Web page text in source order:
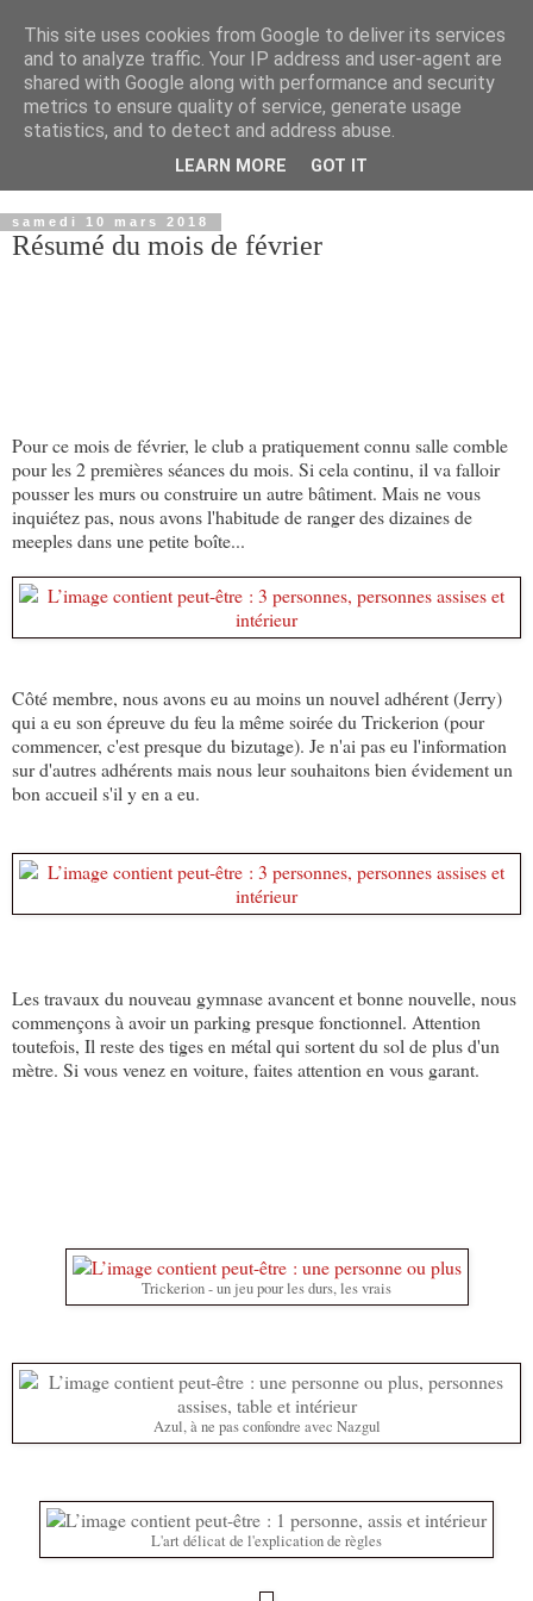
samedi 10 mars 2018
Résumé du mois de février
Pour ce mois de février, le club a pratiquement connu salle comble
pour les 2 premières séances du mois. Si cela continu, il va falloir
pousser les murs ou construire un autre bâtiment. Mais ne vous
inquiétez pas, nous avons l'habitude de ranger des dizaines de
meeples dans une petite boîte...
Côté membre, nous avons eu au moins un nouvel adhérent (Jerry)
qui a eu son épreuve du feu la même soirée du Trickerion (pour
commencer, c'est presque du bizutage). Je n'ai pas eu l'information
sur d'autres adhérents mais nous leur souhaitons bien évidement un
bon accueil s'il y en a eu.
Les travaux du nouveau gymnase avancent et bonne nouvelle, nous
commençons à avoir un parking presque fonctionnel. Attention
toutefois, Il reste des tiges en métal qui sortent du sol de plus d'un
mètre. Si vous venez en voiture, faites attention en vous garant.
Trickerion - un jeu pour les durs, les vrais
Azul, à ne pas confondre avec Nazgul
L'art délicat de l'explication de règles
This site uses cookies from Google to deliver its services
and to analyze traffic. Your IP address and user-agent are
shared with Google along with performance and security
metrics to ensure quality of service, generate usage
statistics, and to detect and address abuse.
LEARN MORE GOT IT